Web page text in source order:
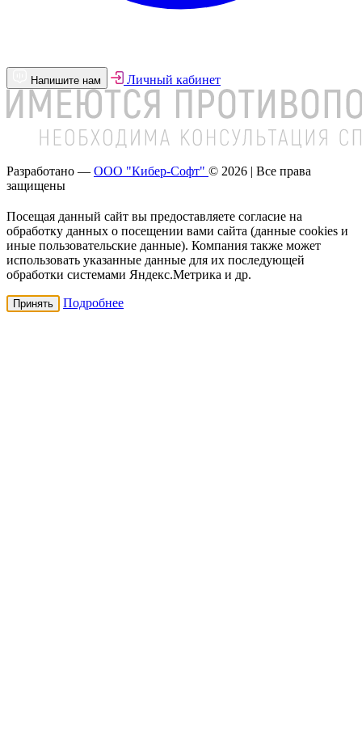
Напишите нам Личный кабинет
Разработано — ООО "Кибер-Софт" © 2026 | Все права
защищены
Посещая данный сайт вы предоставляете согласие на
обработку данных о посещении вами сайта (данные cookies и
иные пользовательские данные). Компания также может
использовать указанные данные для их последующей
обработки системами Яндекс.Метрика и др.
Принять Подробнее